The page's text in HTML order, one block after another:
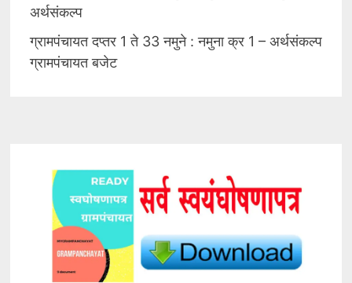
अर्थसंकल्प
ग्रामपंचायत दप्तर 1 ते 33 नमुने : नमुना क्र 1 – अर्थसंकल्प
ग्रामपंचायत बजेट